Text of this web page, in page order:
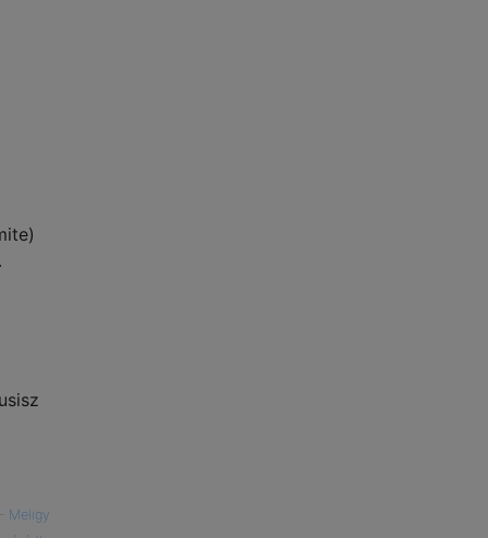
Meligy